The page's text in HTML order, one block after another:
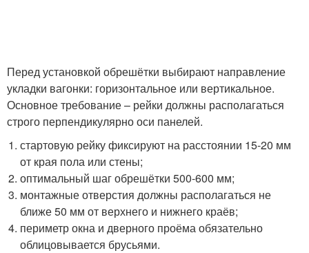
Перед установкой обрешётки выбирают направление
укладки вагонки: горизонтальное или вертикальное.
Основное требование – рейки должны располагаться
строго перпендикулярно оси панелей.
стартовую рейку фиксируют на расстоянии 15-20 мм
от края пола или стены;
оптимальный шаг обрешётки 500-600 мм;
монтажные отверстия должны располагаться не
ближе 50 мм от верхнего и нижнего краёв;
периметр окна и дверного проёма обязательно
облицовывается брусьями.